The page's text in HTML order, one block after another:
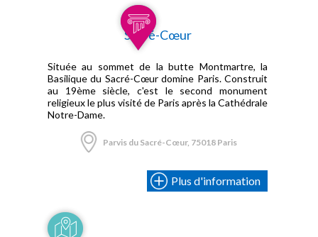
Sacré-Cœur
Située au sommet de la butte Montmartre, la
Basilique du Sacré-Cœur domine Paris. Construit
au 19ème siècle, c'est le second monument
religieux le plus visité de Paris après la Cathédrale
Notre-Dame.
Parvis du Sacré-Cœur, 75018 Paris
Plus d'information